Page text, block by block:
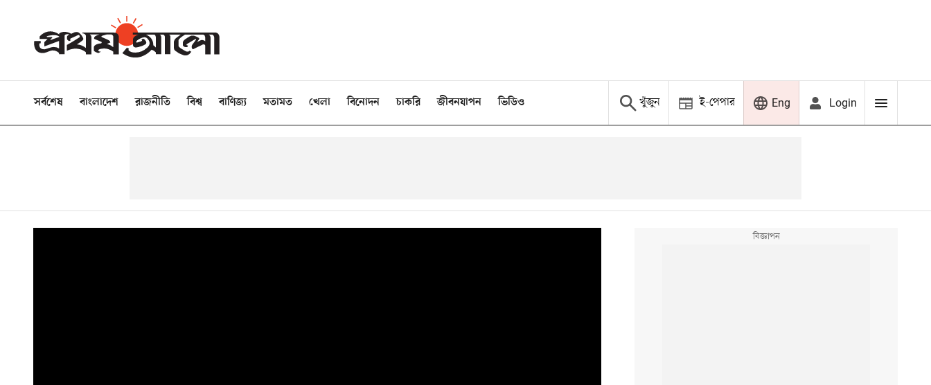
সর্বশেষ বাংলাদেশ রাজনীতি বিশ্ব বাণিজ্য মতামত খেলা বিনোদন চাকরি জীবনযাপন ভিডিও খুঁজুন ই-পেপার Eng Login